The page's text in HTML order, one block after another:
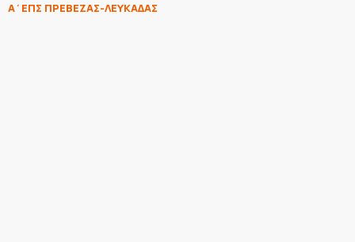
Α΄ΕΠΣ ΠΡΕΒΕΖΑΣ-ΛΕΥΚΑΔΑΣ